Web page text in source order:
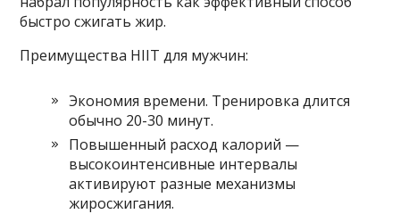
быстро сжигать жир.
Преимущества HIIT для мужчин:
Экономия времени. Тренировка длится
обычно 20-30 минут.
Повышенный расход калорий —
высокоинтенсивные интервалы
активируют разные механизмы
жиросжигания.